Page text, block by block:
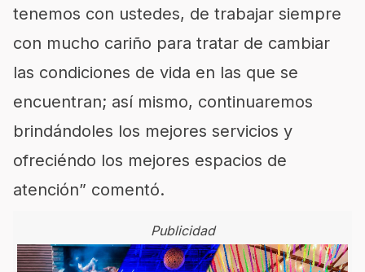
tenemos con ustedes, de trabajar siempre
con mucho cariño para tratar de cambiar
las condiciones de vida en las que se
encuentran; así mismo, continuaremos
brindándoles los mejores servicios y
ofreciéndo los mejores espacios de
atención” comentó.
Publicidad